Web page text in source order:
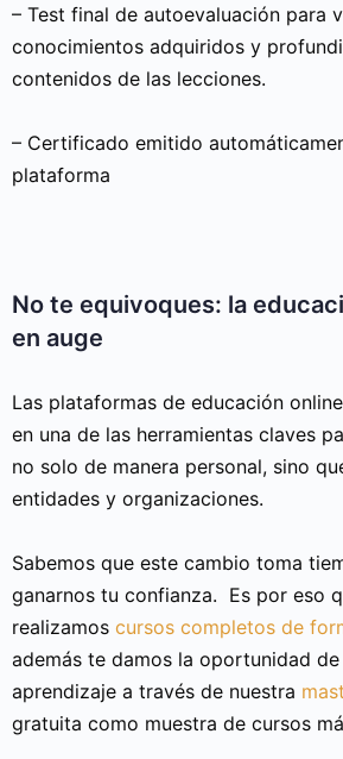
– Test final de autoevaluación para
conocimientos adquiridos y
contenidos de las lecciones.
– Certificado emitido
plataforma
No te equivoques: la
en auge
Las plataformas de educación
en una de las herramientas claves
no solo de manera personal, sino
entidades y organizaciones.
Sabemos que este cambio toma
ganarnos tu confianza. Es por eso
realizamos cursos completos de
además te damos la oportunidad
aprendizaje a través de nuestra
gratuita como muestra de cursos